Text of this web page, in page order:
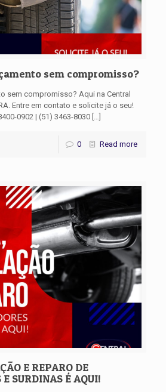
sem compromisso?
sem compromisso? Aqui na Central
Entre em contato e solicite já o seu!
0902 | (51) 3463-8030
0 Read more
E REPARO DE
SURDINAS É AQUI!